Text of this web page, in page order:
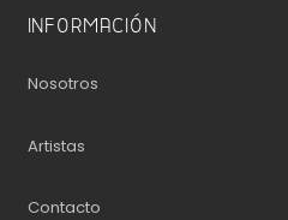
INFORMACIÓN
Nosotros
Artistas
Contacto